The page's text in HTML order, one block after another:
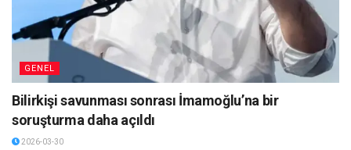
GENEL
Bilirkişi savunması sonrası İmamoğlu’na bir
soruşturma daha açıldı
2026-03-30